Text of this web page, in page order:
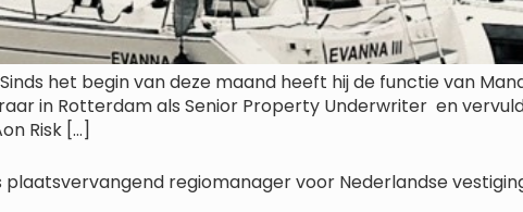
het begin van deze maand heeft hij de functie van
in Rotterdam als Senior Property Underwriter en
Risk […]
regiomanager voor Nederlandse